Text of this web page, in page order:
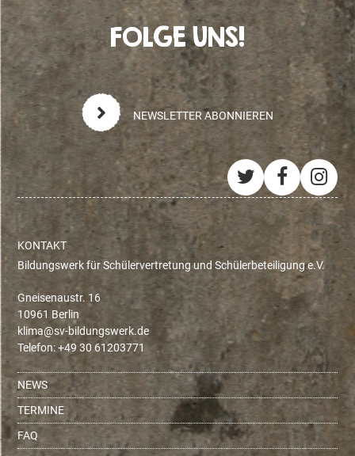
FOLGE UNS!
NEWSLETTER ABONNIEREN
Twitter
KONTAKT
Bildungswerk für Schülervertretung und Schülerbeteiligung e.V.
Gneisenaustr. 16
10961 Berlin
ed.krewsgnudlib-vs@amilk
Telefon: +49 30 61203771
NEWS
TERMINE
FAQ